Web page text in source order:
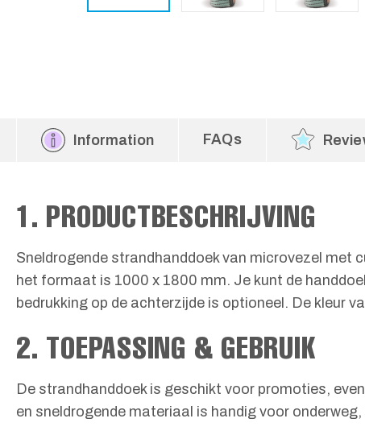
Information FAQs
1. PRODUCTBESCHRIJVING
Sneldrogende strandhanddoek van microvezel
het formaat is 1000 x 1800 mm. Je kunt de
bedrukking op de achterzijde is optioneel. De kleur
2. TOEPASSING & GEBRUIK
De strandhanddoek is geschikt voor promoties,
en sneldrogende materiaal is handig voor